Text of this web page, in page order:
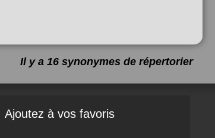
Il y a 16 synonymes de répertorier
Ajoutez à vos favoris